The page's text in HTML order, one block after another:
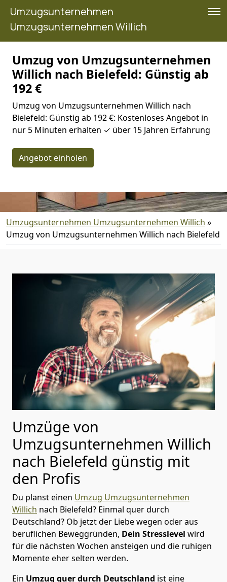
Umzugsunternehmen
Umzugsunternehmen Willich
Umzug von Umzugsunternehmen
Willich nach Bielefeld: Günstig ab
192 €
Umzug von Umzugsunternehmen Willich nach
Bielefeld: Günstig ab 192 €: Kostenloses Angebot in
nur 5 Minuten erhalten ✓ über 15 Jahren Erfahrung
Angebot einholen
Umzugsunternehmen Umzugsunternehmen Willich »
Umzug von Umzugsunternehmen Willich nach Bielefeld
Umzüge von
Umzugsunternehmen Willich
nach Bielefeld günstig mit
den Profis
Du planst einen Umzug Umzugsunternehmen
Willich nach Bielefeld? Einmal quer durch
Deutschland? Ob jetzt der Liebe wegen oder aus
beruflichen Beweggründen, Dein Stresslevel wird
für die nächsten Wochen ansteigen und die ruhigen
Momente eher selten werden.
Ein Umzug quer durch Deutschland ist eine